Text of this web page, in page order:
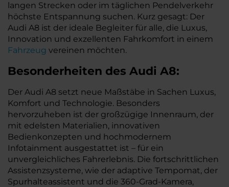
langen Strecken oder im täglichen Pendelverkehr
höchste Entspannung suchen. Kurz gesagt: Der
Audi A8 ist der ideale Begleiter für alle, die Luxus,
Innovation und exzellenten Fahrkomfort in einem
Fahrzeug vereinen möchten.
Besonderheiten des Audi A8:
Der Audi A8 setzt neue Maßstäbe in Sachen Luxus,
Komfort und Technologie. Besonders
hervorzuheben ist der großzügige Innenraum, der
mit edelsten Materialien, innovativen
Bedienkonzepten und hochmodernem
Infotainment ausgestattet ist – für ein
unvergleichliches Fahrerlebnis. Die fortschrittlichen
Assistenzsysteme, wie der adaptive Tempomat, der
Spurhalteassistent und die 360-Grad-Kamera,